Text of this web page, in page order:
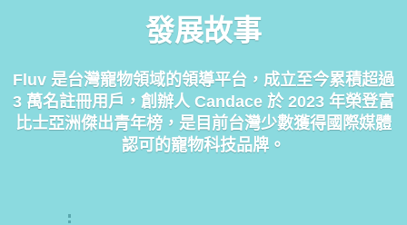
發展故事
Fluv 是台灣寵物領域的領導平台，成立至今累積超過
3 萬名註冊用戶，創辦人 Candace 於 2023 年榮登富
比士亞洲傑出青年榜，是目前台灣少數獲得國際媒體
認可的寵物科技品牌。